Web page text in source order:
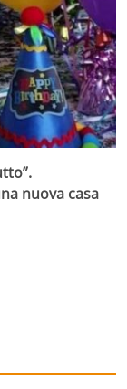
nuova casa